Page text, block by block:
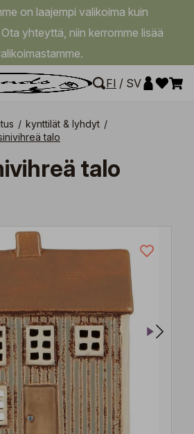
on laajempi valikoima kuin
yhteyttä, niin kerromme lisää
FI / SV
/ kynttilät & lyhdyt /
talo
talo